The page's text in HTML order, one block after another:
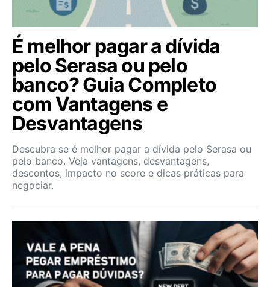
É melhor pagar a dívida
pelo Serasa ou pelo
banco? Guia Completo
com Vantagens e
Desvantagens
Descubra se é melhor pagar a dívida pelo Serasa ou
pelo banco. Veja vantagens, desvantagens,
descontos, impacto no score e dicas práticas para
negociar.